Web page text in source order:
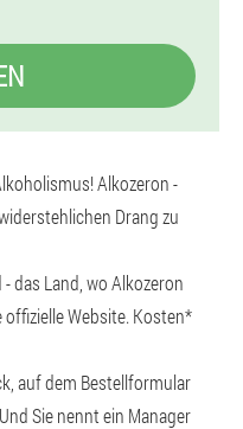
Alkozeron -
Drang zu
das Land, wo Alkozeron
Website. Kosten*
auf dem Bestellformular
Sie nennt ein Manager